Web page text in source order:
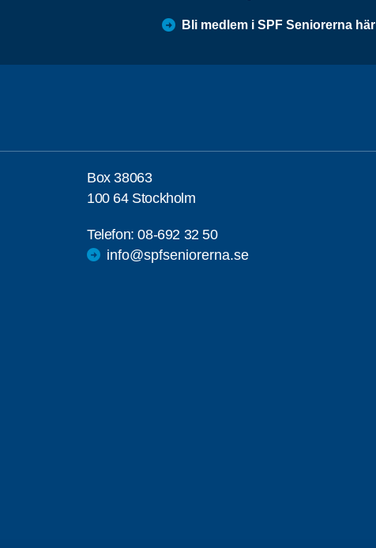
Bli medlem i SPF Seniorerna här
Box 38063
100 64 Stockholm
Telefon:08-692 32 50
info@spfseniorerna.se